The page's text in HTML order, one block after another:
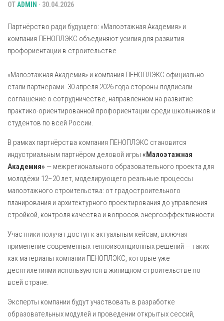
ОТADMIN · 30.04.2026
Партнёрство ради будущего: «Малоэтажная Академия» и
компания ПЕНОПЛЭКС объединяют усилия для развития
профориентации в строительстве
«Малоэтажная Академия» и компания ПЕНОПЛЭКС официально
стали партнерами. 30 апреля 2026 года стороны подписали
соглашение о сотрудничестве, направленном на развитие
практико-ориентированной профориентации среди школьников и
студентов по всей России.
В рамках партнёрства компания ПЕНОПЛЭКС становится
индустриальным партнёром деловой игры «Малоэтажная
Академия» — межрегионального образовательного проекта для
молодёжи 12–20 лет, моделирующего реальные процессы
малоэтажного строительства: от градостроительного
планирования и архитектурного проектирования до управления
стройкой, контроля качества и вопросов энергоэффективности.
Участники получат доступ к актуальным кейсам, включая
применение современных теплоизоляционных решений — таких
как материалы компании ПЕНОПЛЭКС, которые уже
десятилетиями используются в жилищном строительстве по
всей стране.
Эксперты компании будут участвовать в разработке
образовательных модулей и проведении открытых сессий,